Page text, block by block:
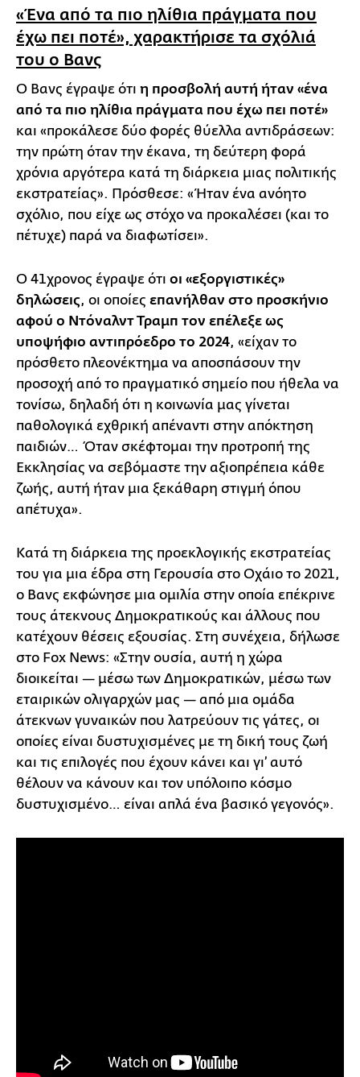
«Ένα από τα πιο ηλίθια πράγματα που
έχω πει ποτέ», χαρακτήρισε τα σχόλιά
του ο Βανς
Ο Βανς έγραψε ότι η προσβολή αυτή ήταν «ένα
από τα πιο ηλίθια πράγματα που έχω πει ποτέ»
και «προκάλεσε δύο φορές θύελλα αντιδράσεων:
την πρώτη όταν την έκανα, τη δεύτερη φορά
χρόνια αργότερα κατά τη διάρκεια μιας πολιτικής
εκστρατείας». Πρόσθεσε: «Ήταν ένα ανόητο
σχόλιο, που είχε ως στόχο να προκαλέσει (και το
πέτυχε) παρά να διαφωτίσει».
Ο 41χρονος έγραψε ότι οι «εξοργιστικές»
δηλώσεις, οι οποίες επανήλθαν στο προσκήνιο
αφού ο Ντόναλντ Τραμπ τον επέλεξε ως
υποψήφιο αντιπρόεδρο το 2024, «είχαν το
πρόσθετο πλεονέκτημα να αποσπάσουν την
προσοχή από το πραγματικό σημείο που ήθελα να
τονίσω, δηλαδή ότι η κοινωνία μας γίνεται
παθολογικά εχθρική απέναντι στην απόκτηση
παιδιών… Όταν σκέφτομαι την προτροπή της
Εκκλησίας να σεβόμαστε την αξιοπρέπεια κάθε
ζωής, αυτή ήταν μια ξεκάθαρη στιγμή όπου
απέτυχα».
Κατά τη διάρκεια της προεκλογικής εκστρατείας
του για μια έδρα στη Γερουσία στο Οχάιο το 2021,
ο Βανς εκφώνησε μια ομιλία στην οποία επέκρινε
τους άτεκνους Δημοκρατικούς και άλλους που
κατέχουν θέσεις εξουσίας. Στη συνέχεια, δήλωσε
στο Fox News: «Στην ουσία, αυτή η χώρα
διοικείται — μέσω των Δημοκρατικών, μέσω των
εταιρικών ολιγαρχών μας — από μια ομάδα
άτεκνων γυναικών που λατρεύουν τις γάτες, οι
οποίες είναι δυστυχισμένες με τη δική τους ζωή
και τις επιλογές που έχουν κάνει και γι’ αυτό
θέλουν να κάνουν και τον υπόλοιπο κόσμο
δυστυχισμένο… είναι απλά ένα βασικό γεγονός».